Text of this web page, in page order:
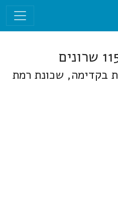
בקדימה, שכונת רמת